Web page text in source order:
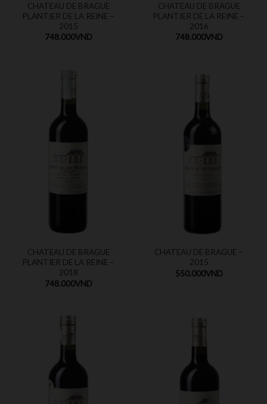
CHATEAU DE BRAGUE
PLANTIER DE LA REINE –
2015
748.000VND
CHATEAU DE BRAGUE
PLANTIER DE LA REINE –
2016
748.000VND
CHATEAU DE BRAGUE
PLANTIER DE LA REINE –
2018
748.000VND
CHATEAU DE BRAGUE –
2015
550.000VND